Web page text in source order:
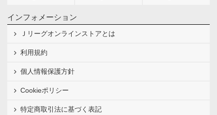
インフォメーション
Ｊリーグオンラインストアとは
利用規約
個人情報保護方針
Cookieポリシー
特定商取引法に基づく表記